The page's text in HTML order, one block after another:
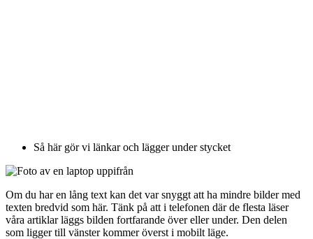
Så här gör vi länkar och lägger under stycket
Om du har en lång text kan det var snyggt att ha mindre bilder med
texten bredvid som här. Tänk på att i telefonen där de flesta läser
våra artiklar läggs bilden fortfarande över eller under. Den delen
som ligger till vänster kommer överst i mobilt läge.